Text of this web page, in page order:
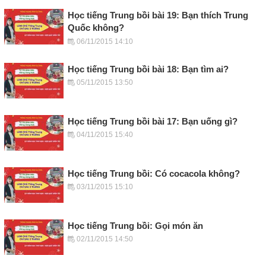
Học tiếng Trung bồi bài 19: Bạn thích Trung
Quốc không?
06/11/2015 14:10
Học tiếng Trung bồi bài 18: Bạn tìm ai?
05/11/2015 13:50
Học tiếng Trung bồi bài 17: Bạn uống gì?
04/11/2015 15:40
Học tiếng Trung bồi: Có cocacola không?
03/11/2015 15:10
Học tiếng Trung bồi: Gọi món ăn
02/11/2015 14:50